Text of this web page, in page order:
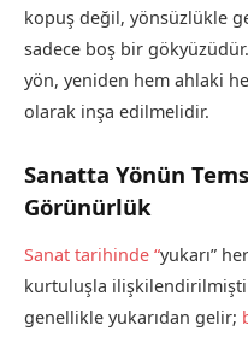
kopuş değil, yönsüzlükle
sadece boş bir
yön, yeniden hem ahlaki
olarak inşa edilmelidir.
Sanatta Yönün
Görünürlük
Sanat tarihinde “yukarı”
kurtuluşla
genellikle yukarıdan gelir;